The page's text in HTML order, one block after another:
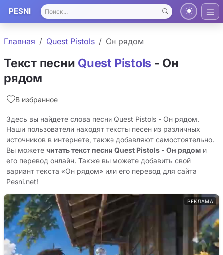
PESNI
Главная Quest Pistols Он рядом
Текст песни Quest Pistols - Он
рядом
В избранное
Здесь вы найдете слова песни Quest Pistols - Он рядом.
Наши пользователи находят тексты песен из различных
источников в интернете, также добавляют самостоятельно.
Вы можете читать текст песни Quest Pistols - Он рядом и
его перевод онлайн. Также вы можете добавить свой
вариант текста «Он рядом» или его перевод для сайта
Pesni.net!
РЕКЛАМА